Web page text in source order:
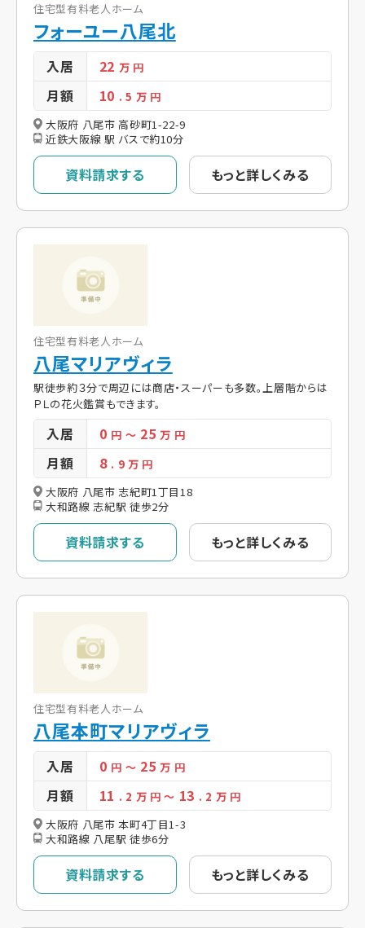
住宅型有料老人ホーム
フォーユー八尾北
入居 22万 円
月額 10 . 5 万 円
大阪府 八尾市 高砂町1-22-9
近鉄大阪線 駅 バスで約10分
資料請求する もっと詳しくみる
住宅型有料老人ホーム
八尾マリアヴィラ
駅徒歩約３分で周辺には商店・スーパーも多数。上層階からは
ＰＬの花火鑑賞もできます。
入居 0 円 ～ 25万 円
月額 8 . 9 万 円
大阪府 八尾市 志紀町1丁目18
大和路線 志紀駅 徒歩2分
資料請求する もっと詳しくみる
住宅型有料老人ホーム
八尾本町マリアヴィラ
入居 0 円 ～ 25万 円
月額 11 . 2 万 円～ 13 . 2 万 円
大阪府 八尾市 本町4丁目1-3
大和路線 八尾駅 徒歩6分
資料請求する もっと詳しくみる